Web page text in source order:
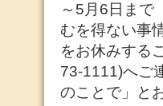
～5月6日まで
むを得ない事
をお休みする
73-1111)へご
のことで」と